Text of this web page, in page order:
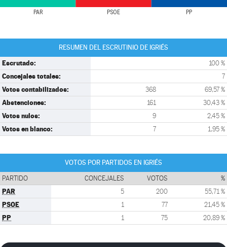
PAR PSOE PP
RESUMEN DEL ESCRUTINIO DE IGRIÉS
Escrutado: 100 %
Concejales totales: 7
Votos contabilizados: 368 69,57 %
Abstenciones: 161 30,43 %
Votos nulos: 9 2,45 %
Votos en blanco: 7 1,95 %
VOTOS POR PARTIDOS EN IGRIÉS
PARTIDO CONCEJALES VOTOS %
PAR 5 200 55,71 %
PSOE 1 77 21,45 %
PP 1 75 20,89 %